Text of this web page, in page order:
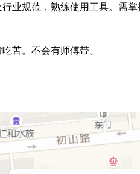
业规范，熟练使用工具。需掌
苦。不会有师傅带。